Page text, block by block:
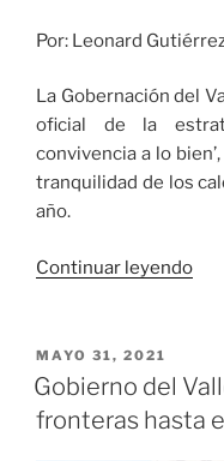
Por: Leonard
La Gobernación del
oficial de la
convivencia a lo
tranquilidad de los
año.
Continuar leyendo
la
PUBLICADO
EL
MAYO 31, 2021
Gobierno del
fronteras hasta